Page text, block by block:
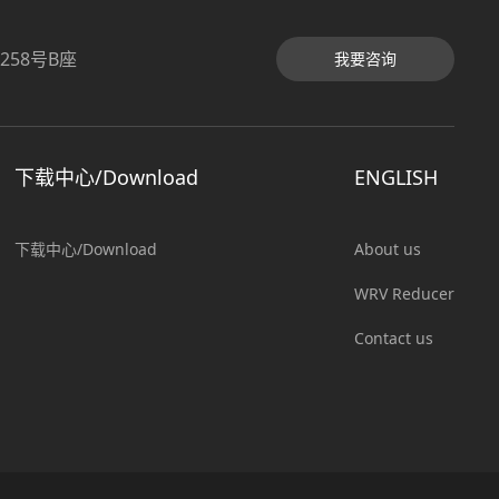
号B座 我要咨询
下载中心/Download
下载中心/Download
ENGLISH
About us
WRV Reducer
Contact us